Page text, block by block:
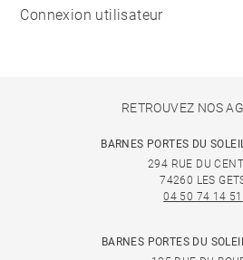
Connexion utilisateur
RETROUVEZ NOS
BARNES PORTES DU
294 RUE DU
74260 LES
04 50 74 14 51
BARNES PORTES DU